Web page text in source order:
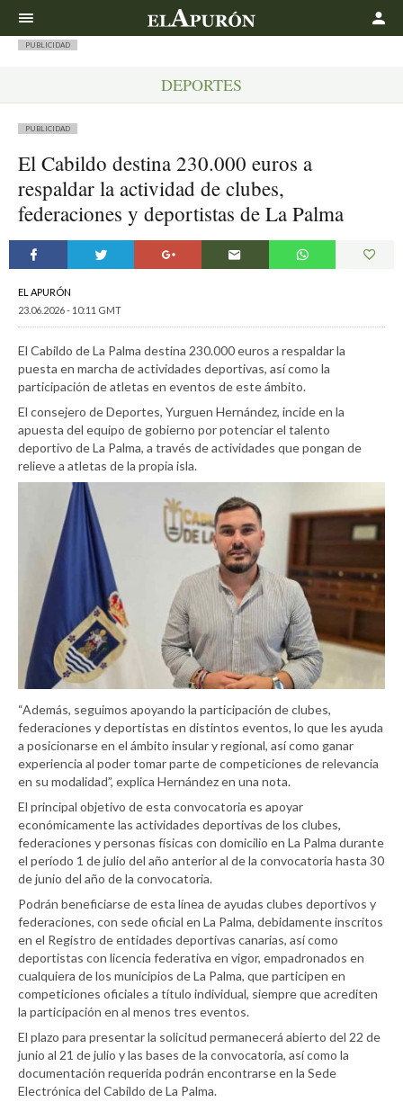
PUBLICIDAD
DEPORTES
PUBLICIDAD
El Cabildo destina 230.000 euros a
respaldar la actividad de clubes,
federaciones y deportistas de La Palma
EL APURÓN
23.06.2026 - 10:11 GMT
El Cabildo de La Palma destina 230.000 euros a respaldar la
puesta en marcha de actividades deportivas, así como la
participación de atletas en eventos de este ámbito.
El consejero de Deportes, Yurguen Hernández, incide en la
apuesta del equipo de gobierno por potenciar el talento
deportivo de La Palma, a través de actividades que pongan de
relieve a atletas de la propia isla.
“Además, seguimos apoyando la participación de clubes,
federaciones y deportistas en distintos eventos, lo que les ayuda
a posicionarse en el ámbito insular y regional, así como ganar
experiencia al poder tomar parte de competiciones de relevancia
en su modalidad”, explica Hernández en una nota.
El principal objetivo de esta convocatoria es apoyar
económicamente las actividades deportivas de los clubes,
federaciones y personas físicas con domicilio en La Palma durante
el período 1 de julio del año anterior al de la convocatoria hasta 30
de junio del año de la convocatoria.
Podrán beneficiarse de esta línea de ayudas clubes deportivos y
federaciones, con sede oficial en La Palma, debidamente inscritos
en el Registro de entidades deportivas canarias, así como
deportistas con licencia federativa en vigor, empadronados en
cualquiera de los municipios de La Palma, que participen en
competiciones oficiales a título individual, siempre que acrediten
la participación en al menos tres eventos.
El plazo para presentar la solicitud permanecerá abierto del 22 de
junio al 21 de julio y las bases de la convocatoria, así como la
documentación requerida podrán encontrarse en la Sede
Electrónica del Cabildo de La Palma.